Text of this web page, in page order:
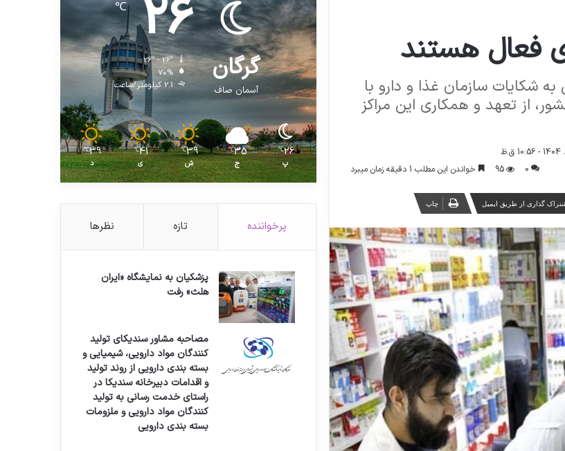
فعال هستند
شکایات سازمان غذا و دارو با
از تعهد و همکاری این مراکز
0
95 خواندن این مطلب 1 دقیقه زمان میبرد
گذاری از طریق ایمیل چاپ
گرگان
آسمان صاف
26
℃
26º - 26º
70%
2.1 کیلومتر/ساعت
26
℃
پ
35
℃
ج
39
℃
ش
41
℃
ی
39
℃
د
پرخواننده تازه نظرها
پزشکیان به نمایشگاه «ایران
هلث» رفت
مصاحبه مشاور سندیکای تولید
کنندگان مواد دارویی، شیمیایی و
بسته بندی دارویی از روند تولید
و اقدامات دبیرخانه سندیکا در
راستای خدمت رسانی به تولید
کنندگان مواد دارویی و ملزومات
بسته بندی دارویی